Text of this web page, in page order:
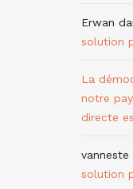
Erwan
solution
La
notre
directe
vanneste
solution